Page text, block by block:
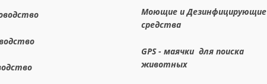
Моющие и Дезинфицирующие
средства
GPS - маячки для поиска
животных